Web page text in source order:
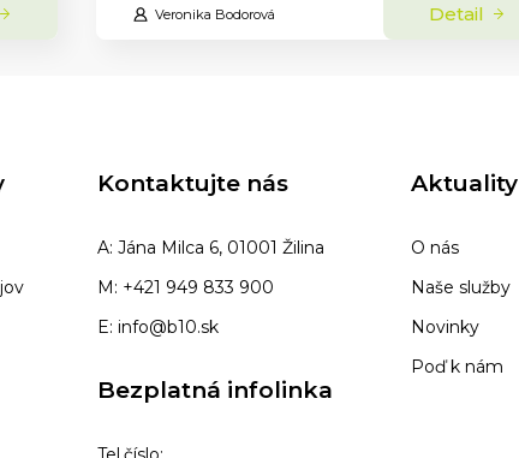
Veronika Bodorová Detail
Kontaktujte nás
A: Jána Milca 6, 01001 Žilina
M: +421 949 833 900
E: info@b10.sk
Bezplatná infolinka
Aktuality
O nás
Naše služby
Novinky
Poď k nám